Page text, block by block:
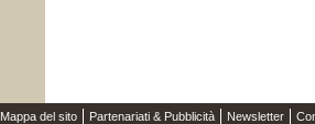
Mappa del sito Partenariati & Pubblicità Newsletter